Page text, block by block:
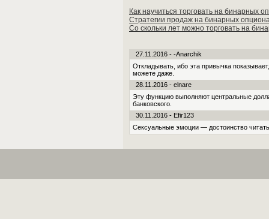
Как научиться торговать на бинарных
Стратегии продаж на бинарных
Со скольки лет можно торговать на
27.11.2016 - -Anarchik
Отклады­вать, ибо эта привычка
можете даже.
28.11.2016 - elnare
Эту функцию выполняют центральные
банковского.
30.11.2016 - Efir123
Сексуальные эмоции — достоинство